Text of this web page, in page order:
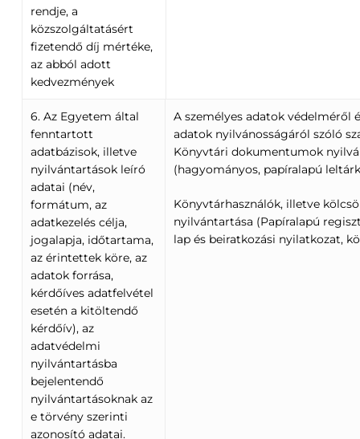
rendje, a
közszolgáltatásért
fizetendő díj mértéke,
az abból adott
kedvezmények
6. Az Egyetem által
fenntartott
adatbázisok, illetve
nyilvántartások leíró
adatai (név,
formátum, az
adatkezelés célja,
jogalapja, időtartama,
az érintettek köre, az
adatok forrása,
kérdőíves adatfelvétel
esetén a kitöltendő
kérdőív), az
adatvédelmi
nyilvántartásba
bejelentendő
nyilvántartásoknak az
e törvény szerinti
azonosító adatai.
A személyes adatok védelméről
adatok nyilvánosságáról szóló
Könyvtári dokumentumok
(hagyományos, papíralapú
Könyvtárhasználók, illetve
nyilvántartása (Papíralapú
lap és beiratkozási nyilatkozat,